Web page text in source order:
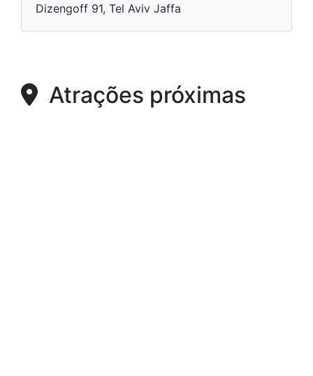
Dizengoff 91, Tel Aviv Jaffa
Atrações próximas